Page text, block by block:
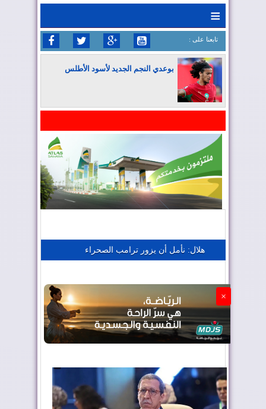
≡
: تابعنا على
بوعدي النجم الجديد لأسود الأطلس
المغرب يعزز موقعه في صناعة الطيران
هلال: نأمل أن يزور ترامب الصحراء
×